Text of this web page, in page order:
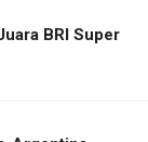
BRI Super